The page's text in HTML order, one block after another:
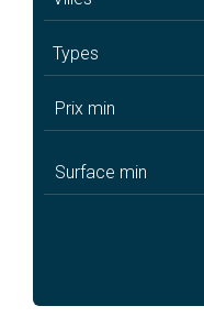
Types